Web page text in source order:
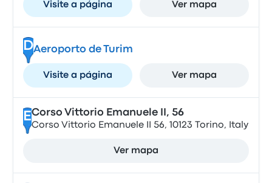
Visite a página Ver mapa
DAeroporto de Turim
Visite a página Ver mapa
ECorso Vittorio Emanuele II, 56
Corso Vittorio Emanuele II 56, 10123 Torino, Italy
Ver mapa